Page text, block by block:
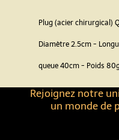
Rejoignez notre
un monde de
Plug (acier chirurgical)
Diamètre 2.5cm -
queue 40cm - Poids